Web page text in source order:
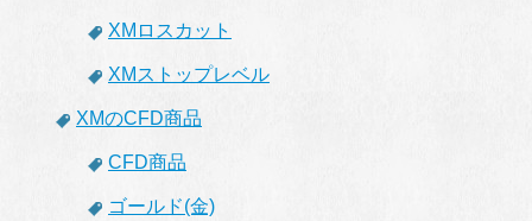
XMロスカット
XMストップレベル
XMのCFD商品
CFD商品
ゴールド(金)